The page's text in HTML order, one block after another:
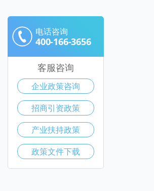
电话咨询
400-166-3656
客服咨询
企业政策咨询
招商引资政策
产业扶持政策
政策文件下载